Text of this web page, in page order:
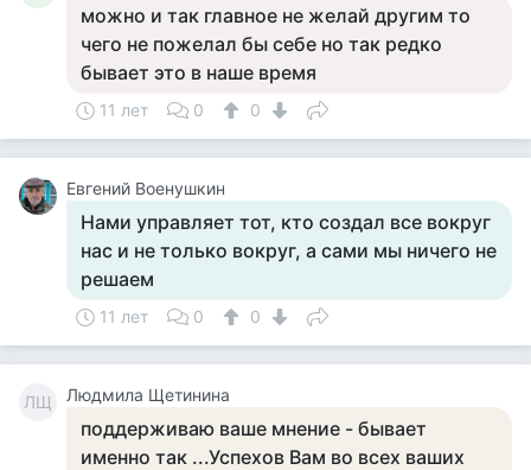
можно и так главное не желай другим то
чего не пожелал бы себе но так редко
бывает это в наше время
11 лет 0 0
Евгений Военушкин
Нами управляет тот, кто создал все вокруг
нас и не только вокруг, а сами мы ничего не
решаем
11 лет 0 0
ЛЩ Людмила Щетинина
поддерживаю ваше мнение - бывает
именно так ...Успехов Вам во всех ваших